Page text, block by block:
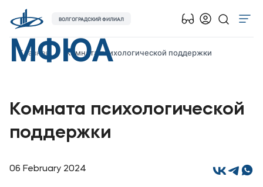
МФЮА
ВОЛГОГРАДСКИЙ ФИЛИАЛ
Об университете
Абитуриенту
Главная Комната психологической поддержки
Комната психологической
поддержки
06 February 2024